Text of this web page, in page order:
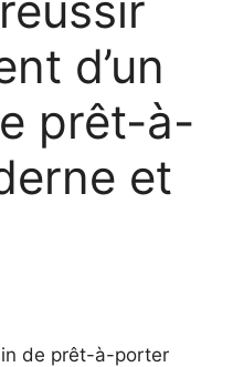
d’un
prêt-à-
et
de prêt-à-porter